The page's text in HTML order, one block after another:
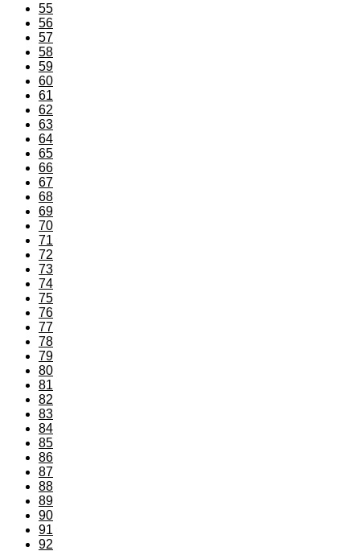
55
56
57
58
59
60
61
62
63
64
65
66
67
68
69
70
71
72
73
74
75
76
77
78
79
80
81
82
83
84
85
86
87
88
89
90
91
92